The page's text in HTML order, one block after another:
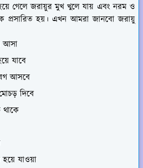
গেলে জরায়ুর মুখ খুলে যায় এবং নরম ও
প্রসারিত হয়। এখন আমরা জানবো জরায়ু
আসা
যাবে
আসবে
দিবে
থাকে
যাওয়া